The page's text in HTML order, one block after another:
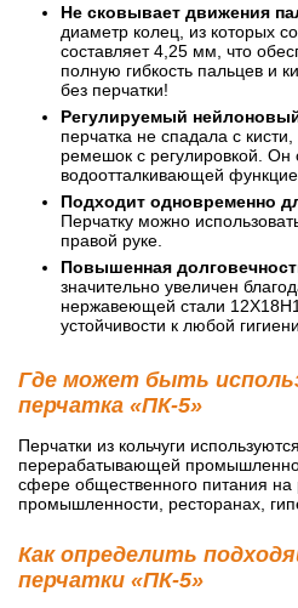
Не сковывает движения
диаметр колец, из которых
составляет 4,25 мм, что
полную гибкость пальцев и
без перчатки!
Регулируемый
перчатка не спадала с
ремешок с регулировкой. Он
водоотталкивающей
Подходит одновременно
Перчатку можно
правой руке.
Повышенная
значительно увеличен
нержавеющей стали
устойчивости к любой
Где может быть
перчатка «ПК-5»
Перчатки из кольчуги
перерабатывающей
сфере общественного питания
промышленности, ресторанах,
Как определить
перчатки «ПК-5»